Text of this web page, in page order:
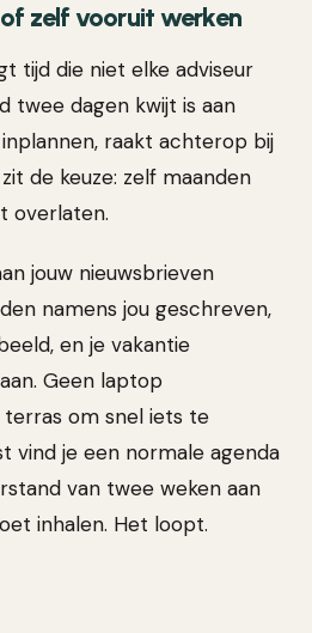
zelf vooruit werken
tijd die niet elke adviseur
twee dagen kwijt is aan
raakt achterop bij
de keuze: zelf maanden
overlaten.
jouw nieuwsbrieven
namens jou geschreven,
en je vakantie
Geen laptop
om snel iets te
vind je een normale agenda
van twee weken aan
inhalen. Het loopt.